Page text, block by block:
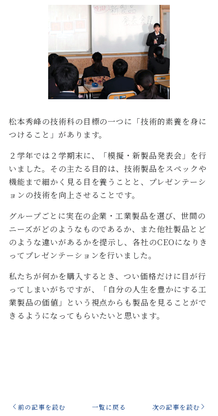
松本秀峰の技術科の目標の一つに「技術的素養を身に
つけること」があります。
２学年では２学期末に、「模擬・新製品発表会」を行
いました。その主たる目的は、技術製品をスペックや
機能まで細かく見る目を養うことと、プレゼンテーシ
ョンの技術を向上させることです。
グループごとに実在の企業・工業製品を選び、世間の
ニーズがどのようなものであるか、また他社製品とど
のような違いがあるかを提示し、各社のCEOになりき
ってプレゼンテーションを行いました。
私たちが何かを購入するとき、つい価格だけに目が行
ってしまいがちですが、「自分の人生を豊かにする工
業製品の価値」という視点からも製品を見ることがで
きるようになってもらいたいと思います。
前の記事を読む 一覧に戻る 次の記事を読む